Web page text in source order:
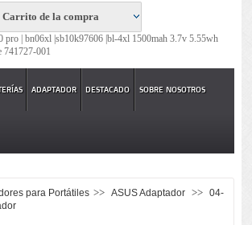
Carrito de la compra
pro |bn06xl |sb10k97606 |bl-4xl 1500mah 3.7v 5.55wh
741727-001
ADAPTADOR DESTACADO SOBRE NOSOTROS
para Portátiles >> ASUS Adaptador >>
04-